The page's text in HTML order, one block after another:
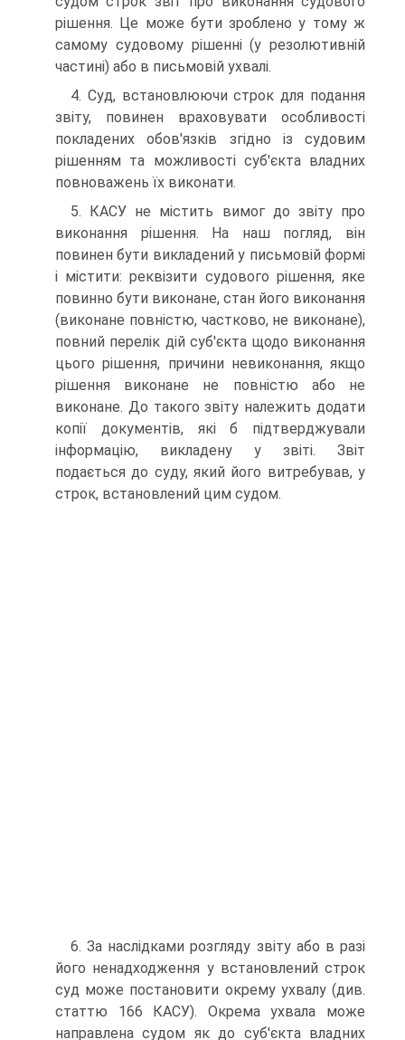
рішення. Це може бути зроблено у тому ж
самому судовому рішенні (у резолютивній
частині) або в письмовій ухвалі.
4. Суд, встановлюючи строк для подання
звіту, повинен враховувати особливості
покладених обов'язків згідно із судовим
рішенням та можливості суб'єкта владних
повноважень їх виконати.
5. КАСУ не містить вимог до звіту про
виконання рішення. На наш погляд, він
повинен бути викладений у письмовій формі
і містити: реквізити судового рішення, яке
повинно бути виконане, стан його виконання
(виконане повністю, частково, не виконане),
повний перелік дій суб'єкта щодо виконання
цього рішення, причини невиконання, якщо
рішення виконане не повністю або не
виконане. До такого звіту належить додати
копії документів, які б підтверджували
інформацію, викладену у звіті. Звіт
подається до суду, який його витребував, у
строк, встановлений цим судом.
6. За наслідками розгляду звіту або в разі
його ненадходження у встановлений строк
суд може постановити окрему ухвалу (див.
статтю 166 КАСУ). Окрема ухвала може
направлена судом як до суб'єкта владних